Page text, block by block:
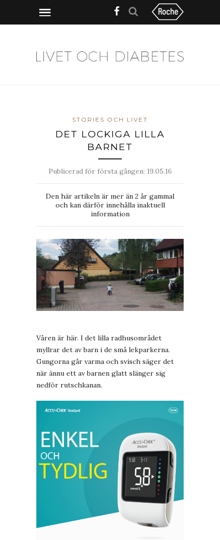
STORIES OCH LIVET
DET LOCKIGA LILLA
BARNET
Publicerad för första gången: 19.05.16
Den här artikeln är mer än 2 år gammal
och kan därför innehålla inaktuell
information
Våren är här. I det lilla radhusområdet
myllrar det av barn i de små lekparkerna.
Gungorna går varma och svisch säger det
när ännu ett av barnen glatt slänger sig
nedför rutschkanan.